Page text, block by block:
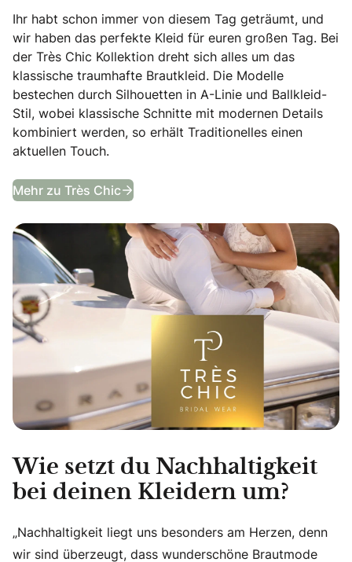
Ihr habt schon immer von diesem Tag geträumt, und
wir haben das perfekte Kleid für euren großen Tag. Bei
der Très Chic Kollektion dreht sich alles um das
klassische traumhafte Brautkleid. Die Modelle
bestechen durch Silhouetten in A-Linie und Ballkleid-
Stil, wobei klassische Schnitte mit modernen Details
kombiniert werden, so erhält Traditionelles einen
aktuellen Touch.
Mehr zu Très Chic Très Chic Bridal Wear. Die neuen
Wie setzt du Nachhaltigkeit
bei deinen Kleidern um?
„Nachhaltigkeit liegt uns besonders am Herzen, denn
wir sind überzeugt, dass wunderschöne Brautmode